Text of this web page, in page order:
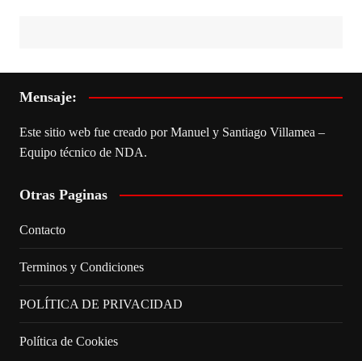
Mensaje:
Este sitio web fue creado por Manuel y Santiago Villamea –
Equipo técnico de NDA.
Otras Paginas
Contacto
Terminos y Condiciones
POLÍTICA DE PRIVACIDAD
Política de Cookies